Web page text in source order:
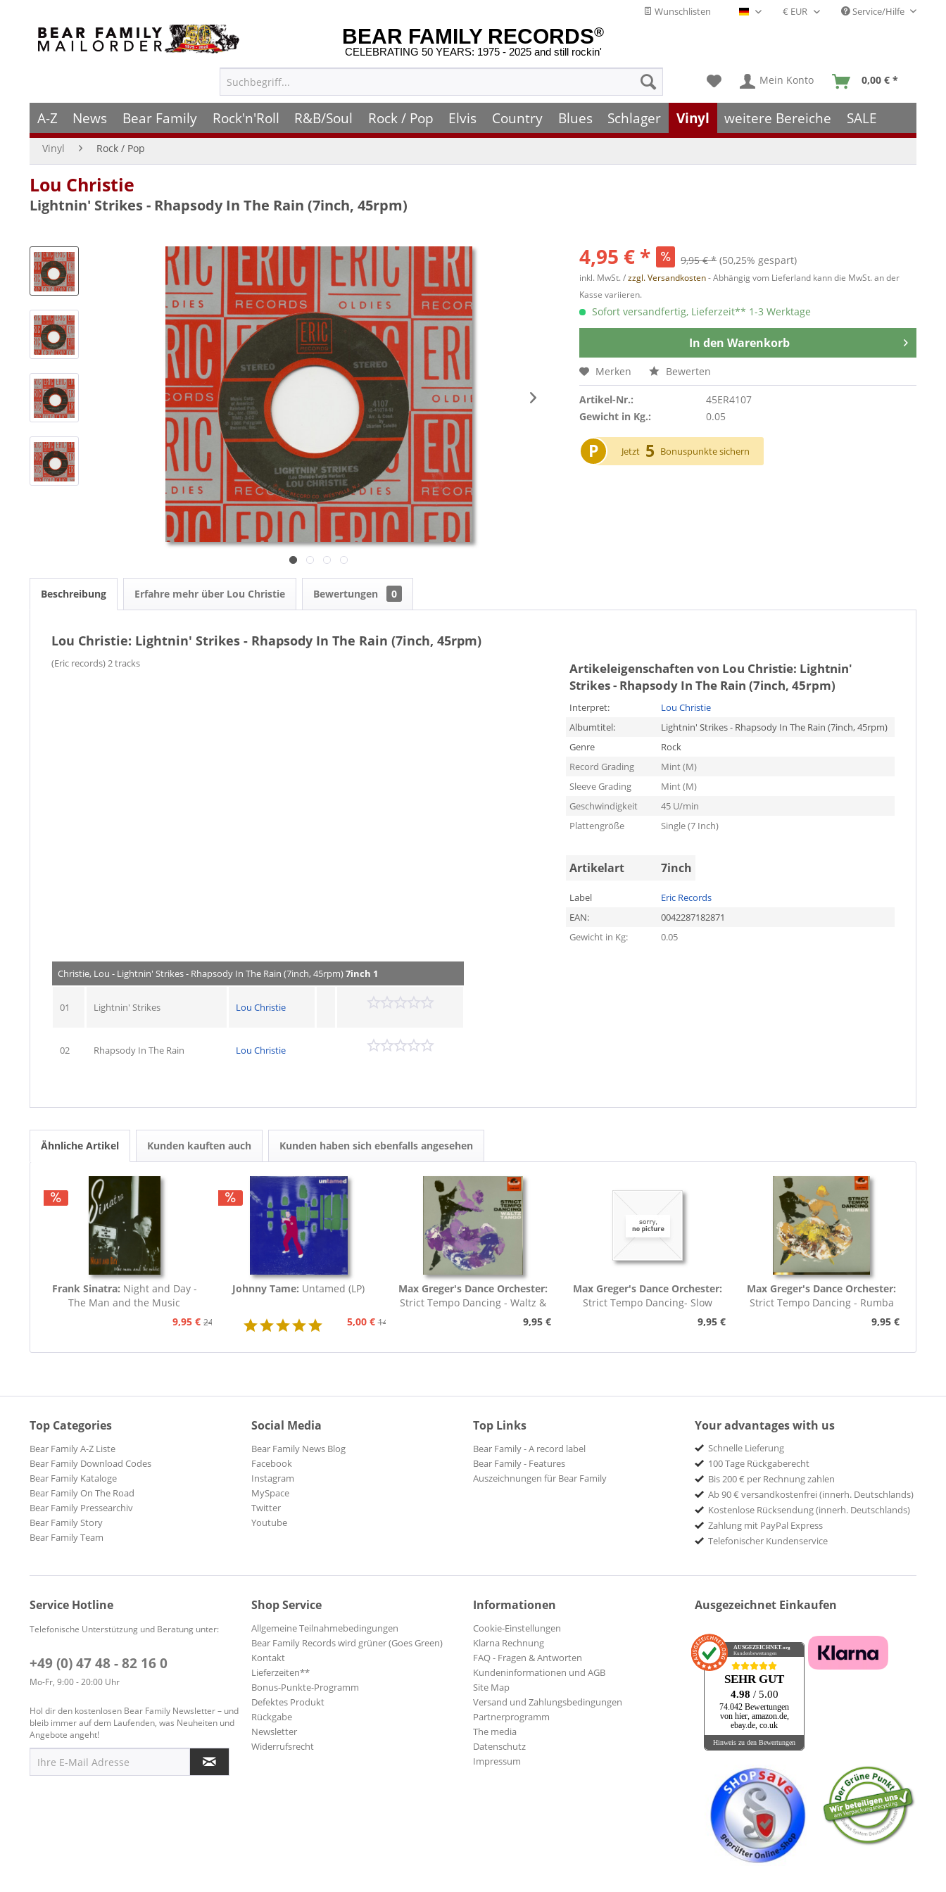
Wunschlisten Deutsch - DE Service/Hilfe
BEAR FAMILY RECORDS®
CELEBRATING 50 YEARS: 1975 - 2025 and still rockin'
Mein Konto 0,00 € *
A-Z News Bear Family Rock'n'Roll R&B/Soul Rock / Pop Elvis Country Blues Schlager Vinyl weitere Bereiche SALE
Vinyl Rock / Pop
Lou Christie
Lightnin' Strikes - Rhapsody In The Rain (7inch, 45rpm)
4,95 € * 9,95 € * (50,25% gespart)
inkl. MwSt. /zzgl. Versandkosten- Abhängig vom Lieferland kann die MwSt. an der
Kasse variieren.
Sofort versandfertig, Lieferzeit** 1-3 Werktage
In den Warenkorb
Merken Bewerten
Artikel-Nr.:
45ER4107
Gewicht in Kg.:
0.05
P Jetzt 5 Bonuspunkte sichern
Beschreibung Erfahre mehr über Lou Christie Bewertungen 0
Lou Christie: Lightnin' Strikes - Rhapsody In The Rain (7inch, 45rpm)
(Eric records) 2 tracks Artikeleigenschaften von Lou Christie: Lightnin'
Strikes - Rhapsody In The Rain (7inch, 45rpm)
Interpret:
Lou Christie
Albumtitel:
Lightnin' Strikes - Rhapsody In The Rain (7inch, 45rpm)
Genre
Rock
Record Grading
Mint (M)
Sleeve Grading
Mint (M)
Geschwindigkeit
45 U/min
Plattengröße
Single (7 Inch)
Artikelart 7inch
Label
Eric Records
EAN:
0042287182871
Gewicht in Kg:
0.05
Christie, Lou - Lightnin' Strikes - Rhapsody In The Rain (7inch, 45rpm)7inch 1
01 Lightnin' Strikes Lou Christie
02 Rhapsody In The Rain Lou Christie
Ähnliche Artikel Kunden kauften auch Kunden haben sich ebenfalls angesehen
Frank Sinatra: Night and Day -
The Man and the Music
9,95 € 24,95 €
Johnny Tame: Untamed (LP)
5,00 € 14,95 €
Max Greger's Dance Orchester:
Strict Tempo Dancing - Waltz &
9,95 €
Max Greger's Dance Orchester:
Strict Tempo Dancing- Slow
9,95 €
Max Greger's Dance Orchester:
Strict Tempo Dancing - Rumba
9,95 €
Top Categories
Bear Family A-Z Liste
Bear Family Download Codes
Bear Family Kataloge
Bear Family On The Road
Bear Family Pressearchiv
Bear Family Story
Bear Family Team
Social Media
Bear Family News Blog
Facebook
Instagram
MySpace
Twitter
Youtube
Top Links
Bear Family - A record label
Bear Family - Features
Auszeichnungen für Bear Family
Your advantages with us
Schnelle Lieferung
100 Tage Rückgaberecht
Bis 200 € per Rechnung zahlen
Ab 90 € versandkostenfrei (innerh. Deutschlands)
Kostenlose Rücksendung (innerh. Deutschlands)
Zahlung mit PayPal Express
Telefonischer Kundenservice
Service Hotline
Telefonische Unterstützung und Beratung unter:
+49 (0) 47 48 - 82 16 0
Mo-Fr, 9:00 - 20:00 Uhr
Hol dir den kostenlosen Bear Family Newsletter – und
bleib immer auf dem Laufenden, was Neuheiten und
Angebote angeht!
Shop Service
Allgemeine Teilnahmebedingungen
Bear Family Records wird grüner (Goes Green)
Kontakt
Lieferzeiten**
Bonus-Punkte-Programm
Defektes Produkt
Rückgabe
Newsletter
Widerrufsrecht
Informationen
Cookie-Einstellungen
Klarna Rechnung
FAQ - Fragen & Antworten
Kundeninformationen und AGB
Site Map
Versand und Zahlungsbedingungen
Partnerprogramm
The media
Datenschutz
Impressum
Ausgezeichnet Einkaufen
AUSGEZEICHNET.org
Kundenbewertungen
SEHR GUT
4.98 / 5.00
74.042 Bewertungen
von hier, amazon.de,
ebay.de, co.uk
Hinweis zu den Bewertungen